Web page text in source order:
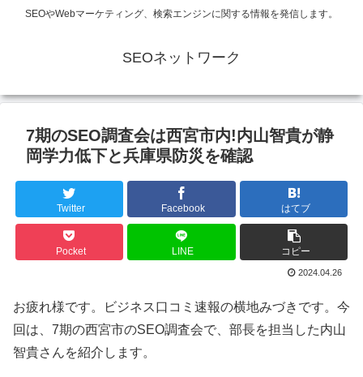
SEOやWebマーケティング、検索エンジンに関する情報を発信します。
SEOネットワーク
7期のSEO調査会は西宮市内!内山智貴が静
岡学力低下と兵庫県防災を確認
Twitter Facebook はてブ
Pocket LINE コピー
2024.04.26
お疲れ様です。ビジネス口コミ速報の横地みづきです。今
回は、7期の西宮市のSEO調査会で、部長を担当した内山
智貴さんを紹介します。